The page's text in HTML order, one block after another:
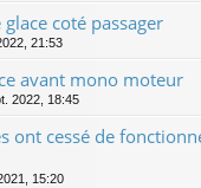
coté passager
21:53
avant mono moteur
2022, 18:45
ont cessé de
15:20